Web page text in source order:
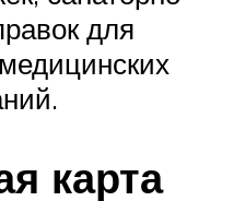
для
карта